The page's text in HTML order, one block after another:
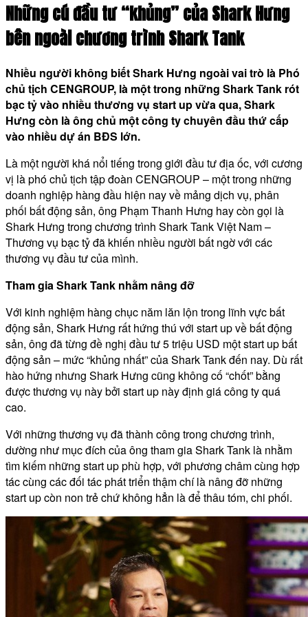
Những cú đầu tư “khủng” của Shark Hưng
bên ngoài chương trình Shark Tank
Nhiều người không biết Shark Hưng ngoài vai trò là Phó
chủ tịch CENGROUP, là một trong những Shark Tank rót
bạc tỷ vào nhiều thương vụ start up vừa qua, Shark
Hưng còn là ông chủ một công ty chuyên đầu thứ cấp
vào nhiều dự án BĐS lớn.
Là một người khá nổi tiếng trong giới đầu tư địa ốc, với cương
vị là phó chủ tịch tập đoàn CENGROUP – một trong những
doanh nghiệp hàng đầu hiện nay về mảng dịch vụ, phân
phối bất động sản, ông Phạm Thanh Hưng hay còn gọi là
Shark Hưng trong chương trình Shark Tank Việt Nam –
Thương vụ bạc tỷ đã khiến nhiều người bất ngờ với các
thương vụ đầu tư của mình.
Tham gia Shark Tank nhằm nâng đỡ
Với kinh nghiệm hàng chục năm lăn lộn trong lĩnh vực bất
động sản, Shark Hưng rất hứng thú với start up về bất động
sản, ông đã từng đề nghị đầu tư 5 triệu USD một start up bất
động sản – mức “khủng nhất” của Shark Tank đến nay. Dù rất
hào hứng nhưng Shark Hưng cũng không cố “chốt” bằng
được thương vụ này bởi start up này định giá công ty quá
cao.
Với những thương vụ đã thành công trong chương trình,
dường như mục đích của ông tham gia Shark Tank là nhằm
tìm kiếm những start up phù hợp, với phương châm cùng hợp
tác cùng các đối tác phát triển thậm chí là nâng đỡ những
start up còn non trẻ chứ không hẳn là để thâu tóm, chi phối.